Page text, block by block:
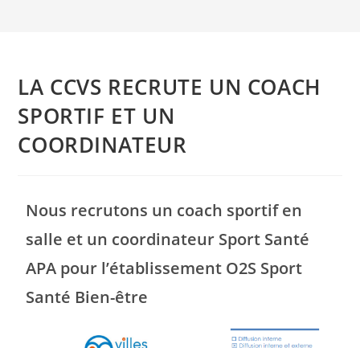
LA CCVS RECRUTE UN COACH
SPORTIF ET UN
COORDINATEUR
Nous recrutons un coach sportif en
salle et un coordinateur Sport Santé
APA pour l’établissement O2S Sport
Santé Bien-être